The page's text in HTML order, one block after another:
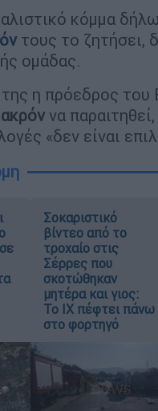
κόμμα
τους το
ομάδας.
η πρόεδρος του
να
«δεν είναι
Σοκαριστικό
βίντεο από το
τροχαίο στις
Σέρρες που
σκοτώθηκαν
μητέρα και γιος:
Το ΙΧ πέφτει πάνω
στο φορτηγό